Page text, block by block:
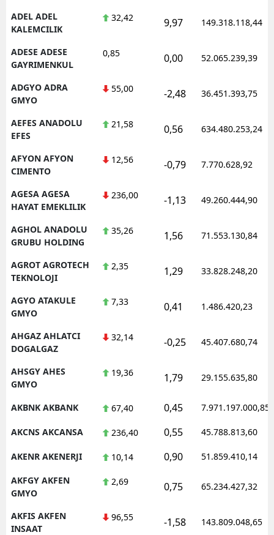
ADEL ADEL
KALEMCILIK
32,42 9,97 149.318.118,44
ADESE ADESE
GAYRIMENKUL
0,85 0,00 52.065.239,39
ADGYO ADRA
GMYO
55,00 -2,48 36.451.393,75
AEFES ANADOLU
EFES
21,58 0,56 634.480.253,24
AFYON AFYON
CIMENTO
12,56 -0,79 7.770.628,92
AGESA AGESA
HAYAT EMEKLILIK
236,00 -1,13 49.260.444,90
AGHOL ANADOLU
GRUBU HOLDING
35,26 1,56 71.553.130,84
AGROT AGROTECH
TEKNOLOJI
2,35 1,29 33.828.248,20
AGYO ATAKULE
GMYO
7,33 0,41 1.486.420,23
AHGAZ AHLATCI
DOGALGAZ
32,14 -0,25 45.407.680,74
AHSGY AHES
GMYO
19,36 1,79 29.155.635,80
AKBNK AKBANK 67,40 0,45 7.971.197.000,85
AKCNS AKCANSA 236,40 0,55 45.788.813,60
AKENR AKENERJI 10,14 0,90 51.859.410,14
AKFGY AKFEN
GMYO
2,69 0,75 65.234.427,32
AKFIS AKFEN
INSAAT
96,55 -1,58 143.809.048,65